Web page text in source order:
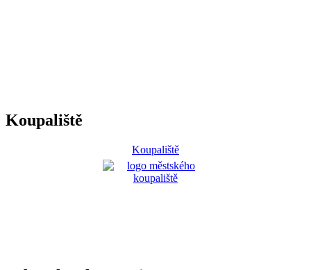
Koupaliště
Koupaliště